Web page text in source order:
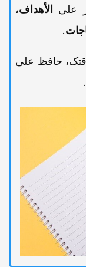
على الأهداف،
.
حافظ على
.